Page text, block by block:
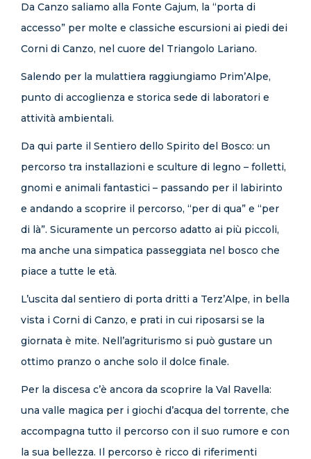
Da Canzo saliamo alla Fonte Gajum, la “porta di
accesso” per molte e classiche escursioni ai piedi dei
Corni di Canzo, nel cuore del Triangolo Lariano.
Salendo per la mulattiera raggiungiamo Prim’Alpe,
punto di accoglienza e storica sede di laboratori e
attività ambientali.
Da qui parte il Sentiero dello Spirito del Bosco: un
percorso tra installazioni e sculture di legno – folletti,
gnomi e animali fantastici – passando per il labirinto
e andando a scoprire il percorso, “per di qua” e “per
di là”. Sicuramente un percorso adatto ai più piccoli,
ma anche una simpatica passeggiata nel bosco che
piace a tutte le età.
L’uscita dal sentiero di porta dritti a Terz’Alpe, in bella
vista i Corni di Canzo, e prati in cui riposarsi se la
giornata è mite. Nell’agriturismo si può gustare un
ottimo pranzo o anche solo il dolce finale.
Per la discesa c’è ancora da scoprire la Val Ravella:
una valle magica per i giochi d’acqua del torrente, che
accompagna tutto il percorso con il suo rumore e con
la sua bellezza. Il percorso è ricco di riferimenti